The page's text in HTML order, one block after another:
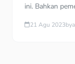
ini. Bahkan
ramah
21 Agu 2023by